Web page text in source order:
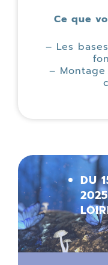
Ce que
– Les
–
DU
2025